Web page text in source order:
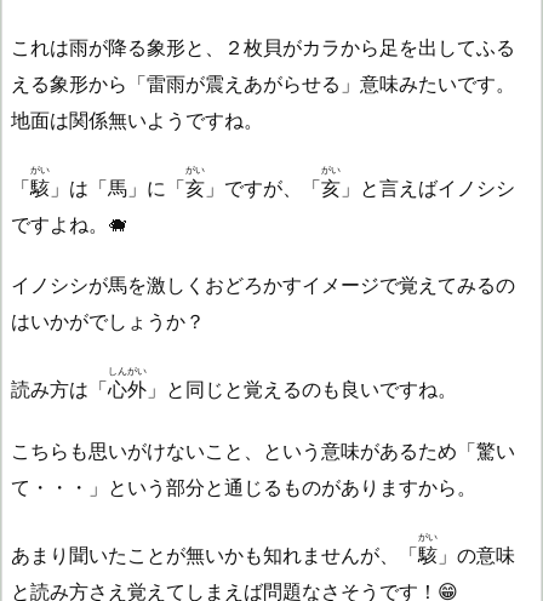
これは雨が降る象形と、２枚貝がカラから足を出してふる
える象形から「雷雨が震えあがらせる」意味みたいです。
地面は関係無いようですね。
「駭
がい
」は「馬」に「亥
がい
」ですが、「亥
がい
」と言えばイノシシ
ですよね。🐗
イノシシが馬を激しくおどろかすイメージで覚えてみるの
はいかがでしょうか？
読み方は「心外
しんがい
」と同じと覚えるのも良いですね。
こちらも思いがけないこと、という意味があるため「驚い
て・・・」という部分と通じるものがありますから。
あまり聞いたことが無いかも知れませんが、「駭
がい
」の意味
と読み方さえ覚えてしまえば問題なさそうです！😁